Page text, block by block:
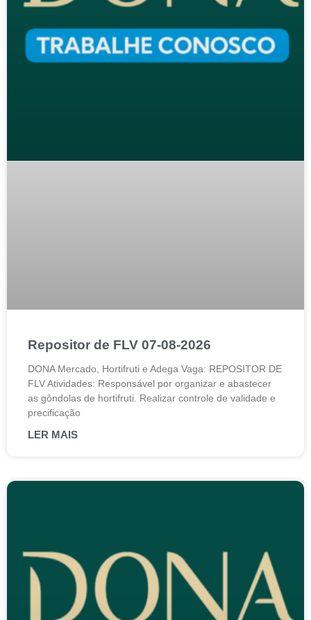
Repositor de FLV 07-08-2026
DONA Mercado, Hortifruti e Adega Vaga: REPOSITOR DE
FLV Atividades: Responsável por organizar e abastecer
as gôndolas de hortifruti. Realizar controle de validade e
precificação
LER MAIS